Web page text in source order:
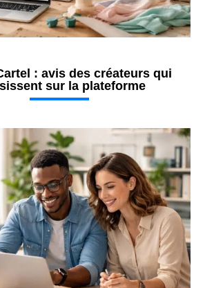
: avis des créateurs qui
sur la plateforme